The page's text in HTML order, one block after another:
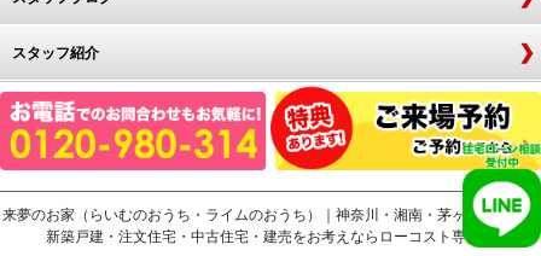
スタッフ紹介
来夢のお家（らいむのおうち・ライムのおうち）｜神奈川・湘南・茅ヶ崎・寒川で
新築戸建・注文住宅・中古住宅・建売をお考えならローコスト専門店